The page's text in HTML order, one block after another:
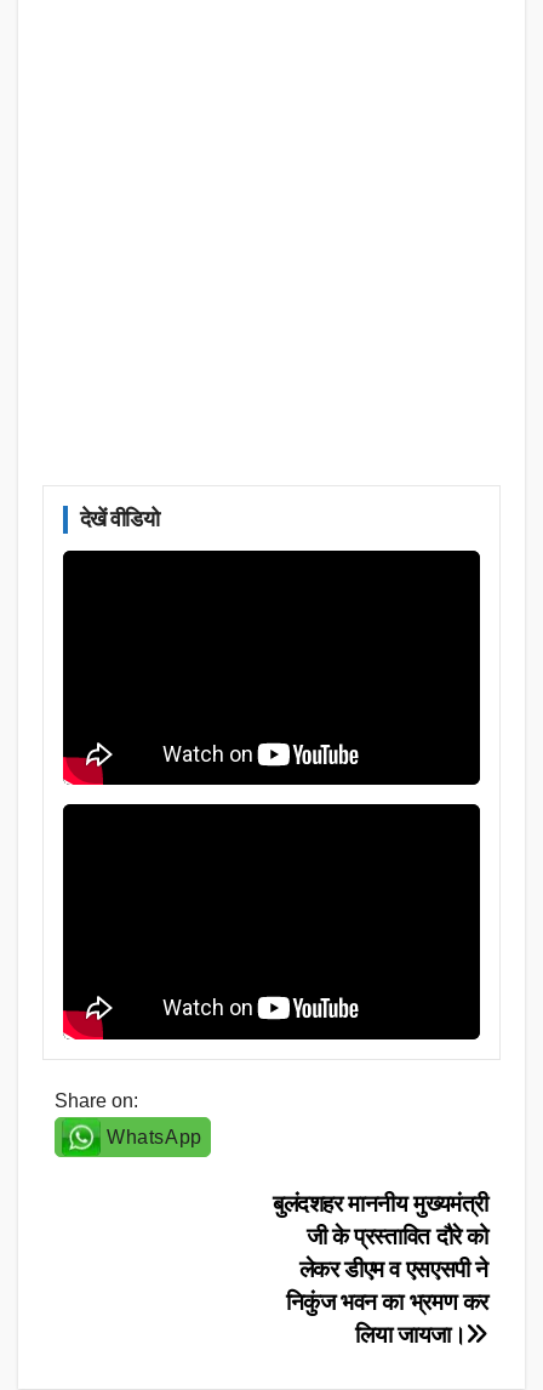
देखें वीडियो
Share on:
WhatsApp
बुलंदशहर माननीय मुख्यमंत्री
जी के प्रस्तावित दौरे को
लेकर डीएम व एसएसपी ने
निकुंज भवन का भ्रमण कर
लिया जायजा।